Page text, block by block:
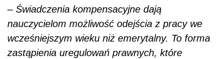
– Świadczenia kompensacyjne dają
nauczycielom możliwość odejścia z pracy we
wcześniejszym wieku niż emerytalny. To forma
zastąpienia uregulowań prawnych, które